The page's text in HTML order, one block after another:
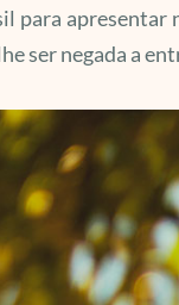
para apresentar
ser negada a